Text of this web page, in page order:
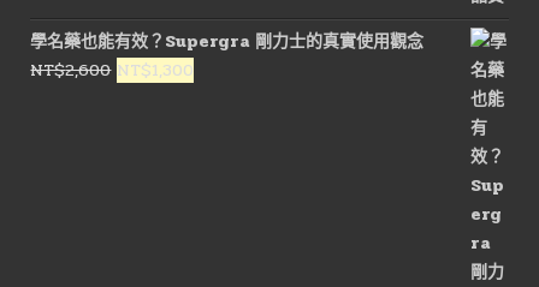
學名藥也能有效？Supergra 剛力士的真實使用觀念
NT$2,600 原
NT$1,300